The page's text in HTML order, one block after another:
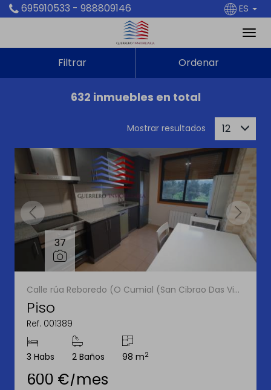
695910533 - 988809146 ES
Filtrar Ordenar
632 inmuebles en total
Mostrar resultados 12
37
Calle rúa Reboredo (O Cumial (San Cibrao Das Viñas))
Piso
Ref. 001389
3 Habs 2 Baños 98 m2
600 €/mes